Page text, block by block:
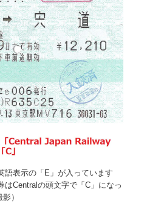
語表示の「E」が入っています
はCentralの頭文字で「C」になっ
）